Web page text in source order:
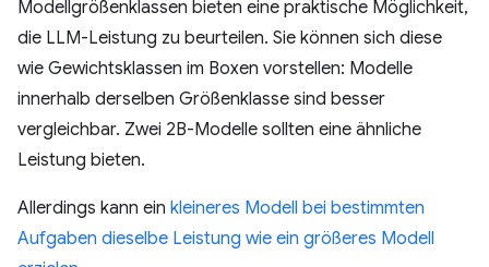
Modellgrößenklassen bieten eine praktische Möglichkeit,
die LLM-Leistung zu beurteilen. Sie können sich diese
wie Gewichtsklassen im Boxen vorstellen: Modelle
innerhalb derselben Größenklasse sind besser
vergleichbar. Zwei 2B-Modelle sollten eine ähnliche
Leistung bieten.
Allerdings kann ein kleineres Modell bei bestimmten
Aufgaben dieselbe Leistung wie ein größeres Modell